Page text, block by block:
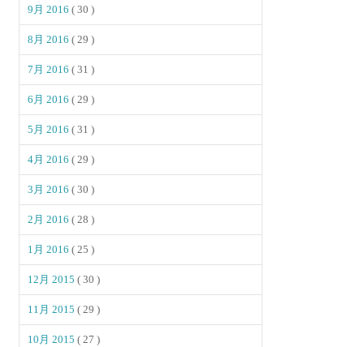
9月 2016( 30 )
8月 2016( 29 )
7月 2016( 31 )
6月 2016( 29 )
5月 2016( 31 )
4月 2016( 29 )
3月 2016( 30 )
2月 2016( 28 )
1月 2016( 25 )
12月 2015( 30 )
11月 2015( 29 )
10月 2015( 27 )